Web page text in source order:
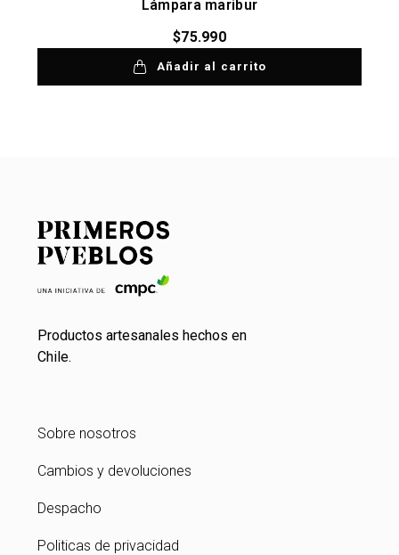
Lámpara maribur
$75.990
Añadir al carrito
Productos artesanales hechos en
Chile.
Sobre nosotros
Cambios y devoluciones
Despacho
Politicas de privacidad